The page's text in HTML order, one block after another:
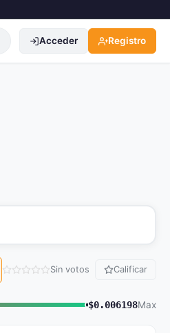
Acceder Registro
Sin votos Calificar
$0.006198Max